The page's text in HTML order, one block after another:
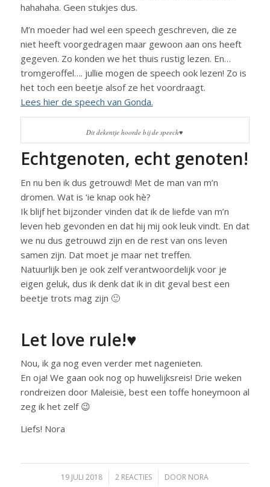
hahahaha. Geen stukjes dus.
M’n moeder had wel een speech geschreven, die ze
niet heeft voorgedragen maar gewoon aan ons heeft
gegeven. Zo konden we het thuis rustig lezen. En…
tromgeroffel…. jullie mogen de speech ook lezen! Zo is
het toch een beetje alsof ze het voordraagt.
Lees hier de speech van Gonda.
Dit dekentje hoorde bij de speech♥
Echtgenoten, echt genoten!
En nu ben ik dus getrouwd! Met de man van m’n
dromen. Wat is ‘ie knap ook hè?
Ik blijf het bijzonder vinden dat ik de liefde van m’n
leven heb gevonden en dat hij mij ook leuk vindt. En dat
we nu dus getrouwd zijn en de rest van ons leven
samen zijn. Dat moet je maar net treffen.
Natuurlijk ben je ook zelf verantwoordelijk voor je
eigen geluk, dus ik denk dat ik in dit geval best een
beetje trots mag zijn 🙂
Let love rule!♥
Nou, ik ga nog even verder met nagenieten.
En oja! We gaan ook nog op huwelijksreis! Drie weken
rondreizen door Maleisië, best een toffe honeymoon al
zeg ik het zelf 😉
Liefs! Nora
19 JULI 2018
/ 2 REACTIES
/ DOOR NORA